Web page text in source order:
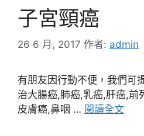
子宮頸癌
26 6 月, 2017 作者: admin
有朋友因行動不便，我們可
治大腸癌,肺癌,乳癌,肝癌,前
皮膚癌,鼻咽 … 閱讀全文